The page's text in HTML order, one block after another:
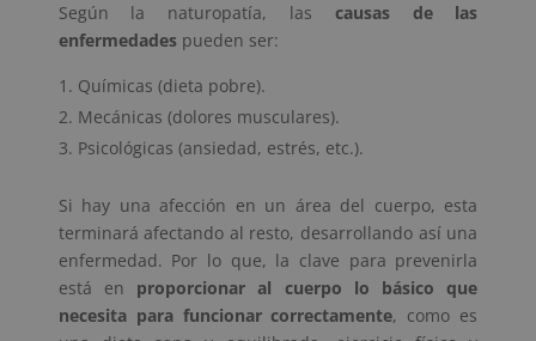
Según la naturopatía, las causas de las
enfermedadespueden ser:
Químicas (dieta pobre).
Mecánicas (dolores musculares).
Psicológicas (ansiedad, estrés, etc.).
Si hay una afección en un área del cuerpo, esta
terminará afectando al resto, desarrollando así una
enfermedad. Por lo que, la clave para prevenirla
está en proporcionar al cuerpo lo básico que
necesita para funcionar correctamente, como es